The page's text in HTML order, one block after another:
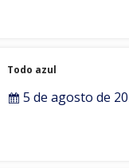
Todo azul
5 de agosto de